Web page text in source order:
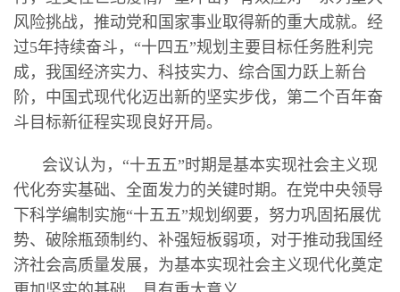
风险挑战，推动党和国家事业取得新的重大成就。经
过5年持续奋斗，“十四五”规划主要目标任务胜利完
成，我国经济实力、科技实力、综合国力跃上新台
阶，中国式现代化迈出新的坚实步伐，第二个百年奋
斗目标新征程实现良好开局。
会议认为，“十五五”时期是基本实现社会主义现
代化夯实基础、全面发力的关键时期。在党中央领导
下科学编制实施“十五五”规划纲要，努力巩固拓展优
势、破除瓶颈制约、补强短板弱项，对于推动我国经
济社会高质量发展，为基本实现社会主义现代化奠定